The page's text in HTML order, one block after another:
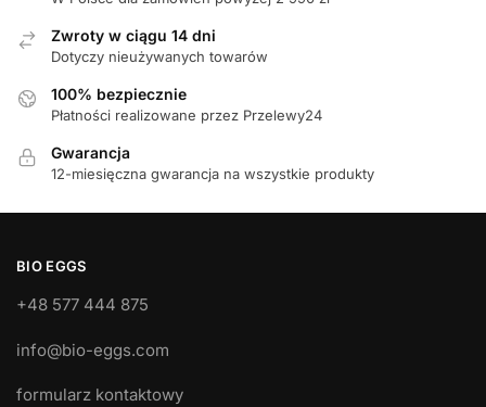
Zwroty w ciągu 14 dni
Dotyczy nieużywanych towarów
100% bezpiecznie
Płatności realizowane przez Przelewy24
Gwarancja
12-miesięczna gwarancja na wszystkie produkty
BIO EGGS
+48 577 444 875
info@bio-eggs.com
formularz kontaktowy